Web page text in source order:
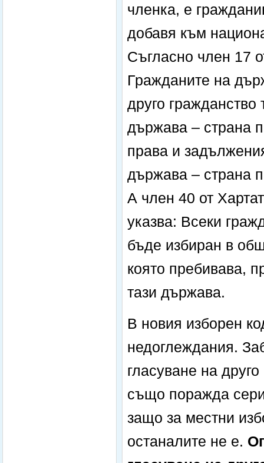
членка, е
добавя към
Съгласно член 17
Гражданите на
друго гражданство
държава – страна
права и
държава – страна
А член 40 от
указва: Всеки
бъде избиран в
която пребивава,
тази държава.
В новия изборен
недоглеждания.
гласуване на
също поражда
защо за местни
останалите не е.